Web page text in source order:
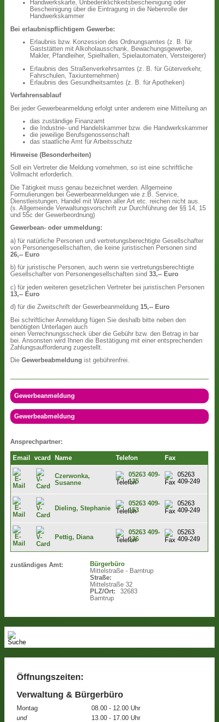
Handwerkskarte, Unbedenklichkeitsbescheinigung oder
Bescheinigung über die Eintragung in die Nebenrolle der
Handwerkskammer
Bei erlaubnispflichtigem Gewerbe:
Erlaubnis bzw. Konzession des Ordnungsamtes (z. B. für
Gaststätten mit Alkoholausschank, Bewachungsgewerbe,
Makler, Pfandleiher, Spielhallen, Spielautomaten, Versteigerer)
Erlaubnis des Straßenverkehrsamtes (z. B. für Güterverkehr,
Fahrschulen, Taxiunternehmen)
Erlaubnis des Gesundheitsamtes (z. B. für Apotheken)
Verfahrensablauf
Bei jeder Gewerbeanmeldung erfolgt unter anderem eine Mitteilung an
das zuständige Finanzamt
die Industrie- und Handelskammer bzw. die Handwerkskammer
die jeweilige Berufsgenossenschaft
das staatliche Amt für Arbeitsschutz
Hinweise (Besonderheiten)
Soll ein Vertreter die Meldung vornehmen, so ist eine schriftliche
Vollmacht erforderlich.
Die Tätigkeit muss genau bezeichnet werden. Allgemeine
Formulierungen bei Gewerbeanmeldungen wie z.B. Service,
Dienstleistungen, Handel mit Waren aller Art etc. reichen nicht aus.
(s. Allgemeinde Verwaltungsvorschrift zur Durchführung der §§ 14, 15
und 55c der Gewerbeordnung)
Gewerbean- oder ummeldung:
a) für natürliche Personen und vertretungsberechtigte Gesellschafter
von Personengesellschaften, die keine juristischen Personen sind
26,-- Euro
b) für juristische Personen, auch wenn sie vertretungsberechtigte
Gesellschafter von Personengesellschaften sind33,-- Euro
c) für jeden weiteren gesetzlichen Vertreter bei juristischen Personen
13,-- Euro
d) für die Zweitschrift der Gewerbeanmeldung15,-- Euro
Bei schriftlicher Anmeldung fügen Sie deshalb bitte neben den
benötigten Unterlagen auch
einen Verrechnungsscheck über die Gebühr bzw. den Betrag in bar
bei. Ansonsten wird Ihnen die Bestätigung mit einer entsprechenden
Zahlungsaufforderung zugestellt.
DieGewerbeabmeldung ist gebührenfrei.
Gewerbeanmeldung
Gewerbeabmeldung
Ansprechpartner:
Email vcard Name Telefon Fax
Czerwonka,
Susanne
05263 409-
135
05263
409-249
Dieling, Stephanie
05263 409-
153
05263
409-249
Pettig, Diana
05263 409-
136
05263
409-249
zuständiges Amt:
Bürgerbüro
Mittelstraße - Barntrup
Straße:
Mittelstraße 32
PLZ/Ort:
32683
Barntrup
Öffnungszeiten:
Verwaltung & Bürgerbüro
Montag
08.00 - 12.00 Uhr
und
13.00 - 17.00 Uhr